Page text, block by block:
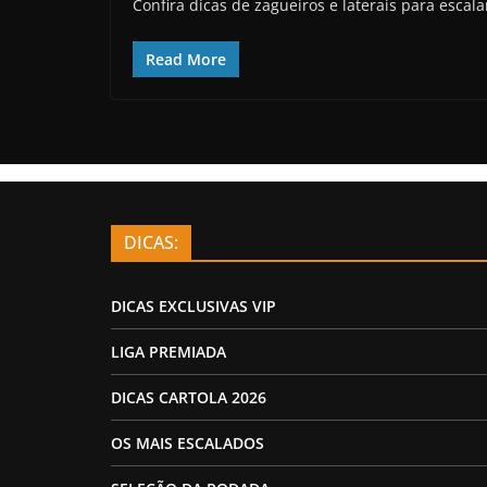
Confira dicas de zagueiros e laterais para
Read More
DICAS:
DICAS EXCLUSIVAS VIP
LIGA PREMIADA
DICAS CARTOLA 2026
OS MAIS ESCALADOS